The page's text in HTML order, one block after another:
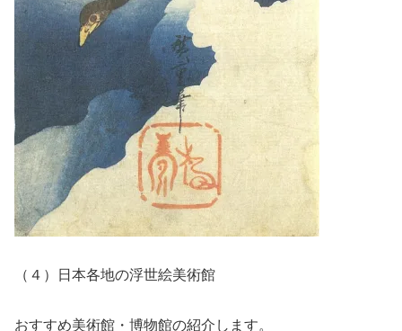
（４）日本各地の浮世絵美術館
おすすめ美術館・博物館の紹介します。